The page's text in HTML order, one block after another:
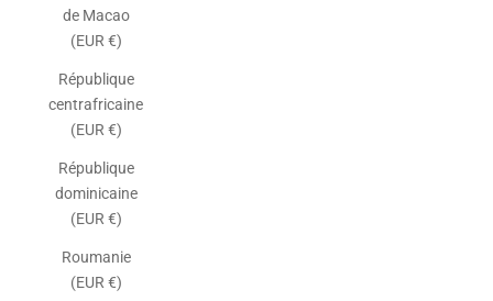
de Macao
(EUR €)
République
centrafricaine
(EUR €)
République
dominicaine
(EUR €)
Roumanie
(EUR €)